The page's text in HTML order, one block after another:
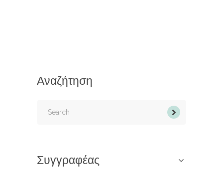
Αναζήτηση
Συγγραφέας